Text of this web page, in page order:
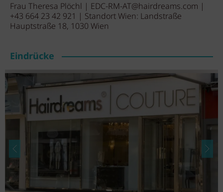
Frau Theresa Plöchl | EDC-RM-AT@hairdreams.com |
+43 664 23 42 921 | Standort Wien: Landstraße
Hauptstraße 18, 1030 Wien
Eindrücke